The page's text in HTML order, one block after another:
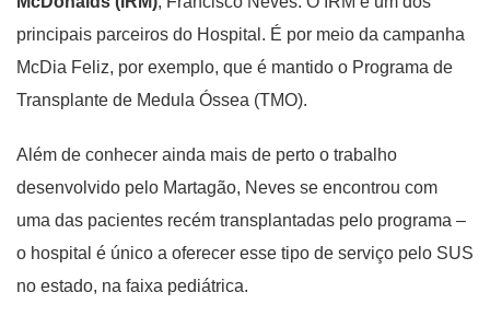
principais parceiros do Hospital. É por meio da campanha
McDia Feliz, por exemplo, que é mantido o Programa de
Transplante de Medula Óssea (TMO).
Além de conhecer ainda mais de perto o trabalho
desenvolvido pelo Martagão, Neves se encontrou com
uma das pacientes recém transplantadas pelo programa –
o hospital é único a oferecer esse tipo de serviço pelo SUS
no estado, na faixa pediátrica.